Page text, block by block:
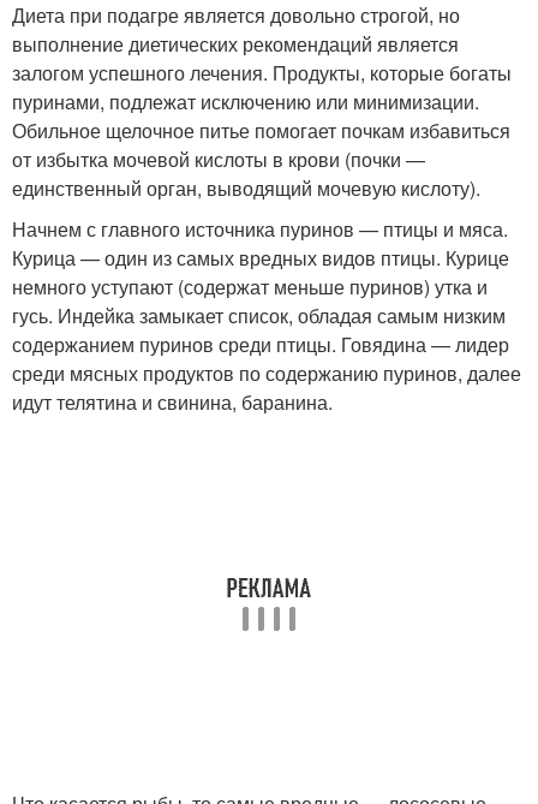
Диета при подагре является довольно строгой, но
выполнение диетических рекомендаций является
залогом успешного лечения. Продукты, которые богаты
пуринами, подлежат исключению или минимизации.
Обильное щелочное питье помогает почкам избавиться
от избытка мочевой кислоты в крови (почки —
единственный орган, выводящий мочевую кислоту).
Начнем с главного источника пуринов — птицы и мяса.
Курица — один из самых вредных видов птицы. Курице
немного уступают (содержат меньше пуринов) утка и
гусь. Индейка замыкает список, обладая самым низким
содержанием пуринов среди птицы. Говядина — лидер
среди мясных продуктов по содержанию пуринов, далее
идут телятина и свинина, баранина.